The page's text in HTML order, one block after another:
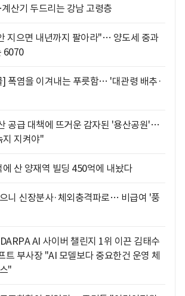
산기 두드리는 강남 고령층
지으면 내년까지 팔아라"… 양도세 중과
6070
] 폭염을 이겨내는 푸릇함… '대관령 배추·
공급 대책에 뜨거운 감자된 '용산공원'…
지 지켜야"
에 산 양재역 빌딩 450억에 내놨다
니 신장분사·체외충격파로… 비급여 '풍
AI 사이버 챌린지 1위 이끈 김태수
트 부사장 "AI 모델보다 중요한건 운영 체
"